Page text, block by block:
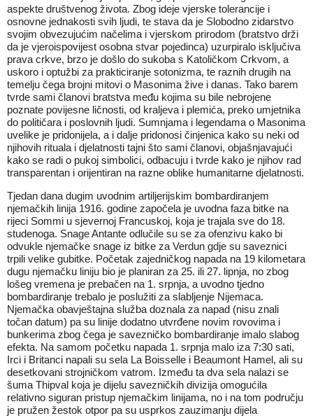
aspekte društvenog života. Zbog ideje vjerske tolerancije i
osnovne jednakosti svih ljudi, te stava da je Slobodno zidarstvo
svojim obvezujućim načelima i vjerskom prirodom (bratstvo drži
da je vjeroispovijest osobna stvar pojedinca) uzurpiralo isključiva
prava crkve, brzo je došlo do sukoba s Katoličkom Crkvom, a
uskoro i optužbi za prakticiranje sotonizma, te raznih drugih na
temelju čega brojni mitovi o Masonima žive i danas. Tako barem
tvrde sami članovi bratstva među kojima su bile nebrojene
poznate povijesne ličnosti, od kraljeva i plemića, preko umjetnika
do političara i poslovnih ljudi. Sumnjama i legendama o Masonima
uvelike je pridonijela, a i dalje pridonosi činjenica kako su neki od
njihovih rituala i djelatnosti tajni što sami članovi, objašnjavajući
kako se radi o pukoj simbolici, odbacuju i tvrde kako je njihov rad
transparentan i orijentiran na razne oblike humanitarne djelatnosti.
Tjedan dana dugim uvodnim artiljerijskim bombardiranjem
njemačkih linija 1916. godine započela je uvodna faza bitke na
rijeci Sommi u sjevernoj Francuskoj, koja je trajala sve do 18.
studenoga. Snage Antante odlučile su se za ofenzivu kako bi
odvukle njemačke snage iz bitke za Verdun gdje su saveznici
trpili velike gubitke. Početak zajedničkog napada na 19 kilometara
dugu njemačku liniju bio je planiran za 25. ili 27. lipnja, no zbog
lošeg vremena je prebačen na 1. srpnja, a uvodno tjedno
bombardiranje trebalo je poslužiti za slabljenje Nijemaca.
Njemačka obavještajna služba doznala za napad (nisu znali
točan datum) pa su linije dodatno utvrđene novim rovovima i
bunkerima zbog čega je savezničko bombardiranje imalo slabog
efekta. Na samom početku napada 1. srpnja malo iza 7:30 sati,
Irci i Britanci napali su sela La Boisselle i Beaumont Hamel, ali su
desetkovani strojničkom vatrom. Između ta dva sela nalazi se
šuma Thipval koja je dijelu savezničkih divizija omogućila
relativno siguran pristup njemačkim linijama, no i na tom području
je pružen žestok otpor pa su usprkos zauzimanju dijela